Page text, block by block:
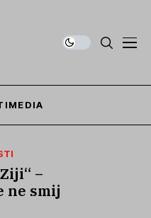
–
smije